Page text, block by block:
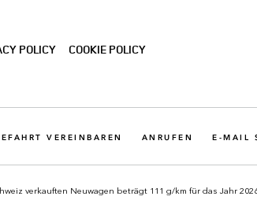
POLICY COOKIE POLICY
VEREINBAREN ANRUFEN E-MAIL
verkauften Neuwagen beträgt 111 g/km für das Jahr